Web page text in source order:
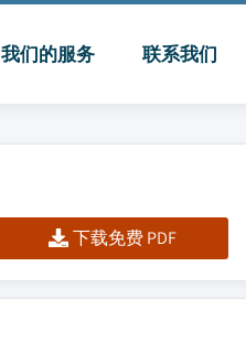
我们的服务 联系我们
下载免费 PDF